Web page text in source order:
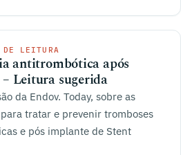
DE LEITURA
antitrombótica após
– Leitura sugerida
da Endov. Today, sobre as
tratar e prevenir tromboses
e pós implante de Stent